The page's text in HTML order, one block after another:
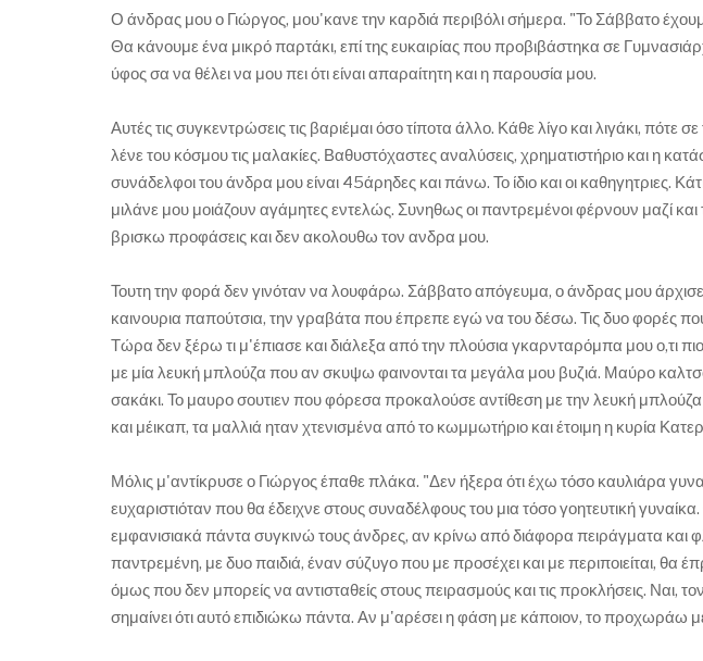
Ο άνδρας μου ο Γιώργος, μου'κανε την καρδιά περιβόλι σήμερα. "Το Σάββατο
Θα κάνουμε ένα μικρό παρτάκι, επί της ευκαιρίας που προβιβάστηκα σε
ύφος σα να θέλει να μου πει ότι είναι απαραίτητη και η παρουσία μου.
Αυτές τις συγκεντρώσεις τις βαριέμαι όσο τίποτα άλλο. Κάθε λίγο και λιγάκι, πότε
λένε του κόσμου τις μαλακίες. Βαθυστόχαστες αναλύσεις, χρηματιστήριο και η
συνάδελφοι του άνδρα μου είναι 45άρηδες και πάνω. Το ίδιο και οι καθηγητριες.
μιλάνε μου μοιάζουν αγάμητες εντελώς. Συνηθως οι παντρεμένοι φέρνουν μαζί και
βρισκω προφάσεις και δεν ακολουθω τον ανδρα μου.
Τουτη την φορά δεν γινόταν να λουφάρω. Σάββατο απόγευμα, ο άνδρας μου άρχισε
καινουρια παπούτσια, την γραβάτα που έπρεπε εγώ να του δέσω. Τις δυο φορές
Τώρα δεν ξέρω τι μ'έπιασε και διάλεξα από την πλούσια γκαρνταρόμπα μου ο,τι
με μία λευκή μπλούζα που αν σκυψω φαινονται τα μεγάλα μου βυζιά. Μαύρο
σακάκι. Το μαυρο σουτιεν που φόρεσα προκαλούσε αντίθεση με την λευκή μπλούζα
και μέικαπ, τα μαλλιά ηταν χτενισμένα από το κωμμωτήριο και έτοιμη η κυρία
Μόλις μ'αντίκρυσε ο Γιώργος έπαθε πλάκα. "Δεν ήξερα ότι έχω τόσο καυλιάρα
ευχαριστιόταν που θα έδειχνε στους συναδέλφους του μια τόσο γοητευτική
εμφανισιακά πάντα συγκινώ τους άνδρες, αν κρίνω από διάφορα πειράγματα και
παντρεμένη, με δυο παιδιά, έναν σύζυγο που με προσέχει και με περιποιείται, θα
όμως που δεν μπορείς να αντισταθείς στους πειρασμούς και τις προκλήσεις. Ναι,
σημαίνει ότι αυτό επιδιώκω πάντα. Αν μ'αρέσει η φάση με κάποιον, το προχωράω